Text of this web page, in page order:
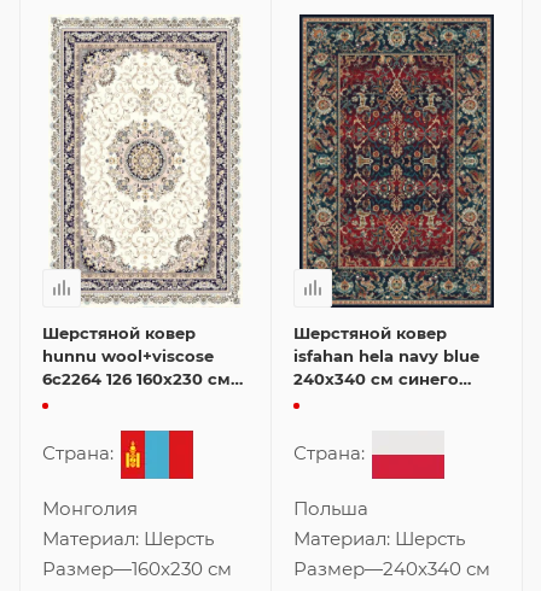
Шерстяной ковер
hunnu wool+viscose
6c2264 126 160x230 см
синего цвета
Страна:
Монголия
Материал: Шерсть
Размер—160x230 см
Шерстяной ковер
isfahan hela navy blue
240x340 см синего
цвета
Страна:
Польша
Материал: Шерсть
Размер—240x340 см